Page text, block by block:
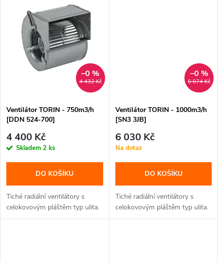
4 432 Kč
–0 %
Ventilátor TORIN - 750m3/h
[DDN 524-700]
4 400 Kč
Skladem 2 ks
DO KOŠÍKU
Tiché radiální ventilátory s
celokovovým pláštěm typ ulita.
6 074 Kč
–0 %
Ventilátor TORIN - 1000m3/h
[SN3 3JB]
6 030 Kč
Na dotaz
DO KOŠÍKU
Tiché radiální ventilátory s
celokovovým pláštěm typ ulita.